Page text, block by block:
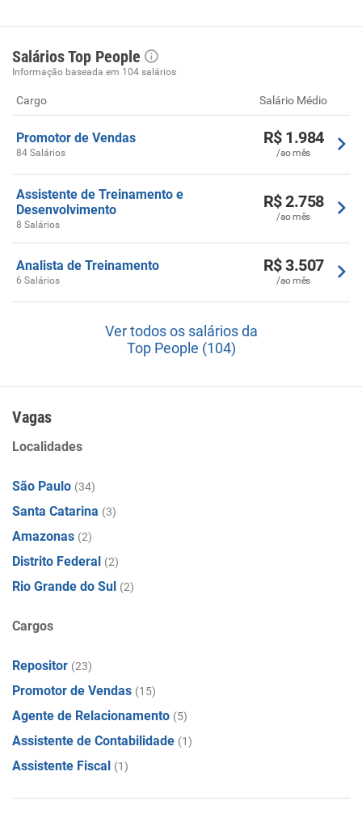
Salários Top People
Informação baseada em 104 salários
Cargo Salário Médio
Promotor de Vendas
84 Salários
R$ 1.984
/ao mês
Assistente de Treinamento e
Desenvolvimento
8 Salários
R$ 2.758
/ao mês
Analista de Treinamento
6 Salários
R$ 3.507
/ao mês
Ver todos os salários da
Top People (104)
Vagas
Localidades
São Paulo (34)
Santa Catarina (3)
Amazonas (2)
Distrito Federal (2)
Rio Grande do Sul (2)
Cargos
Repositor (23)
Promotor de Vendas (15)
Agente de Relacionamento (5)
Assistente de Contabilidade (1)
Assistente Fiscal (1)